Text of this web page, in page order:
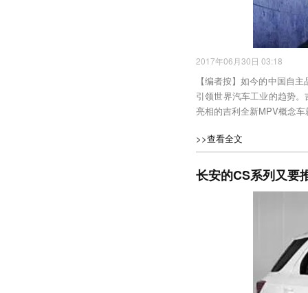
2017年06月30日 03:18
【编者按】如今的中国自
引领世界汽车工业的趋势
亮相的吉利全新MPV概念
>>查看全文
长安的CS系列又要